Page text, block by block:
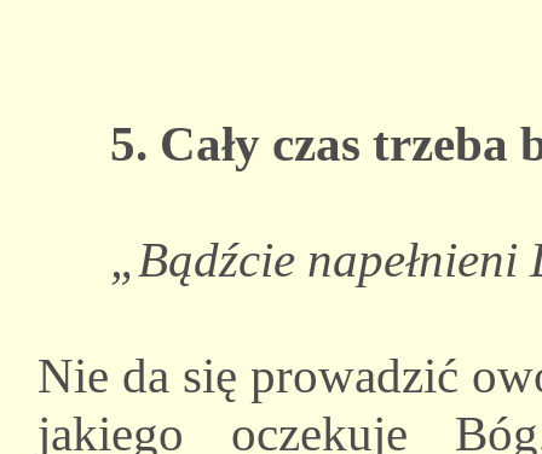
5. Cały czas trzeba
„Bądźcie
Nie da się prowadzić
jakiego oczekuje